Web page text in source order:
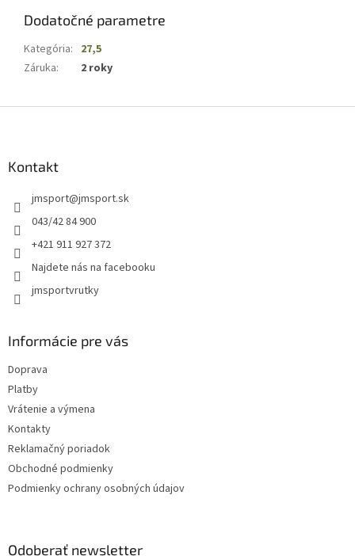
Dodatočné parametre
Kategória: 27,5
Záruka: 2 roky
Kontakt
jmsport@jmsport.sk
043/42 84 900
+421 911 927 372
Najdete nás na facebooku
jmsportvrutky
Informácie pre vás
Doprava
Platby
Vrátenie a výmena
Kontakty
Reklamačný poriadok
Obchodné podmienky
Podmienky ochrany osobných údajov
Odoberať newsletter